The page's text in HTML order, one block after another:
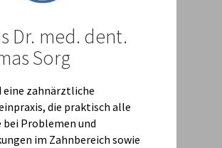
Dr. med. dent.
Sorg
eine zahnärztliche
die praktisch alle
bei Problemen und
im Zahnbereich sowie